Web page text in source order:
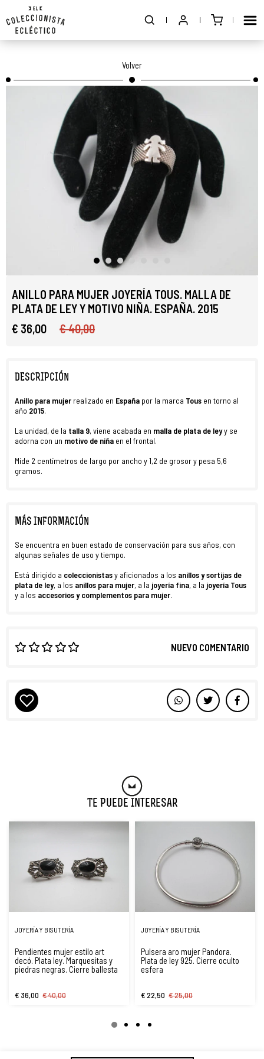
Volver
ANILLO PARA MUJER JOYERÍA TOUS. MALLA DE
PLATA DE LEY Y MOTIVO NIÑA. ESPAÑA. 2015
€ 36,00
€ 40,00
DESCRIPCIÓN
Anillo para mujer realizado en España por la marca Tous en torno al
año 2015.
La unidad, de la talla 9, viene acabada en malla de plata de leyy se
adorna con un motivo de niña en el frontal.
Mide 2 centímetros de largo por ancho y 1,2 de grosor y pesa 5,6
gramos.
MÁS INFORMACIÓN
Se encuentra en buen estado de conservación para sus años, con
algunas señales de uso y tiempo.
Está dirigido a coleccionistasy aficionados a los anillos y sortijas de
plata de ley, a los anillos para mujer, a la joyería fina, a la joyería Tous
y a los accesorios y complementos para mujer.
NUEVO COMENTARIO
Te Puede Interesar
JOYERÍA Y BISUTERÍA
Pendientes mujer estilo art
decó. Plata ley. Marquesitas y
piedras negras. Cierre ballesta
€ 36,00 € 40,00
JOYERÍA Y BISUTERÍA
Pulsera aro mujer Pandora.
Plata de ley 925. Cierre oculto
esfera
€ 22,50 € 25,00